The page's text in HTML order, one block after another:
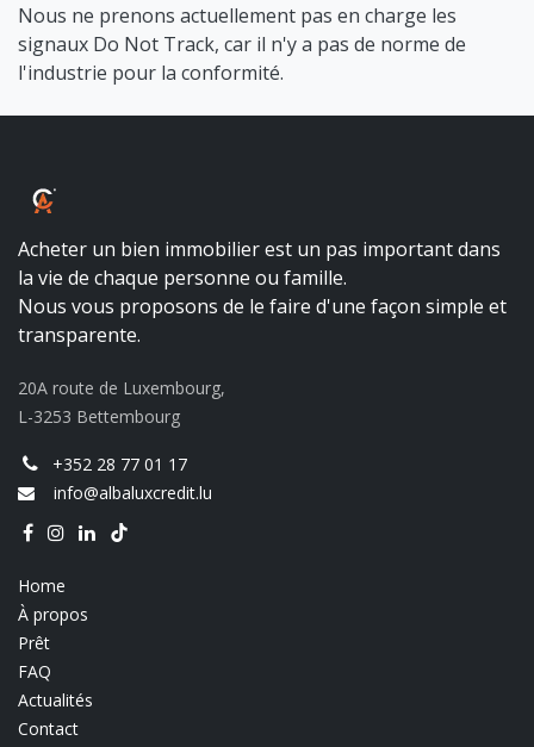
Nous ne prenons actuellement pas en charge les
signaux Do Not Track, car il n'y a pas de norme de
l'industrie pour la conformité.
Acheter un bien immobilier est un pas important dans
la vie de chaque personne ou famille.
Nous vous proposons de le faire d'une façon simple et
transparente.
20A route de Luxembourg,
L-3253 Bettembourg
+352 28 77 01 17
info@albaluxcredit.lu
Home
À propos
Prêt
FAQ
Actualités
Contact